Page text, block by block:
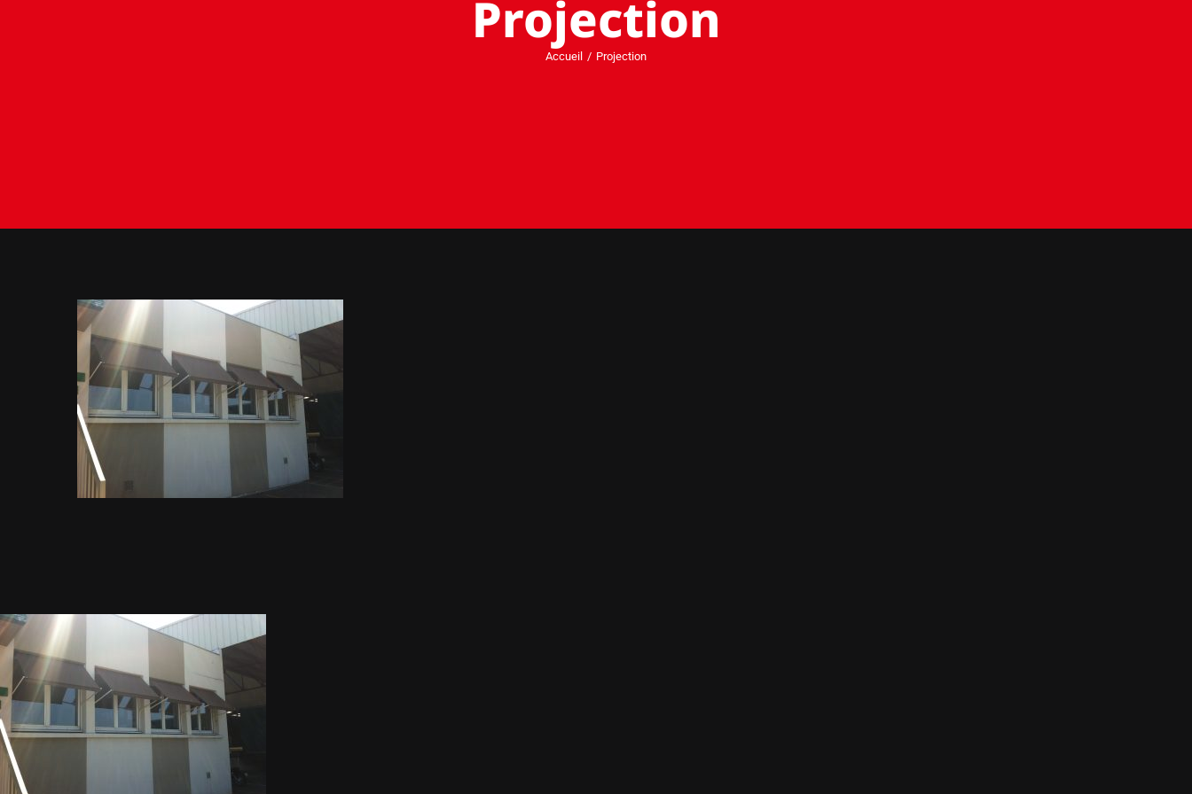
Projection
Accueil Projection